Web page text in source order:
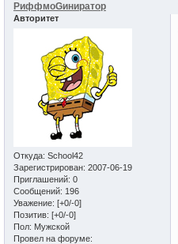
РиффмоGиниратор
Авторитет
Откуда: School42
Зарегистрирован: 2007-06-19
Приглашений: 0
Сообщений: 196
Уважение: [+0/-0]
Позитив: [+0/-0]
Пол: Мужской
Провел на форуме: